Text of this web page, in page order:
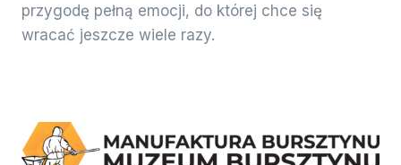
przygodę pełną emocji, do której chce się
wracać jeszcze wiele razy.